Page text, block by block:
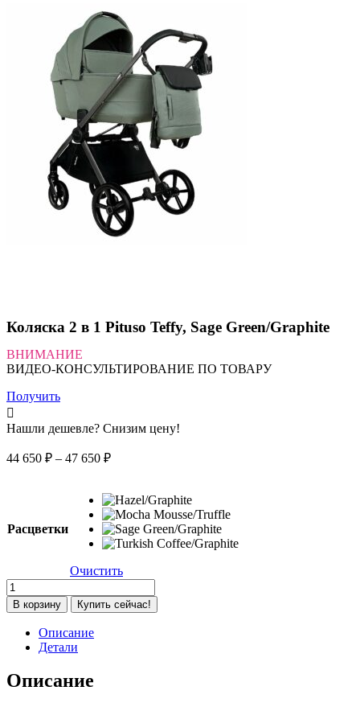
Коляска 2 в 1 Pituso Teffy, Sage Green/Graphite
ВНИМАНИЕ
ВИДЕО-КОНСУЛЬТИРОВАНИЕ ПО ТОВАРУ
Получить
Нашли дешевле? Снизим цену!
44 650 ₽ – 47 650 ₽Диапазон
650 ₽
–
47
650 ₽
Расцветки
Очистить
Количество
товара
Коляска
Pituso
Teffy,
В корзину Купить сейчас!
Описание
Детали
Описание